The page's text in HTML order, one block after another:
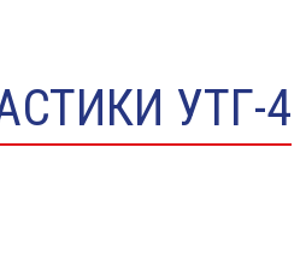
УТГ-4